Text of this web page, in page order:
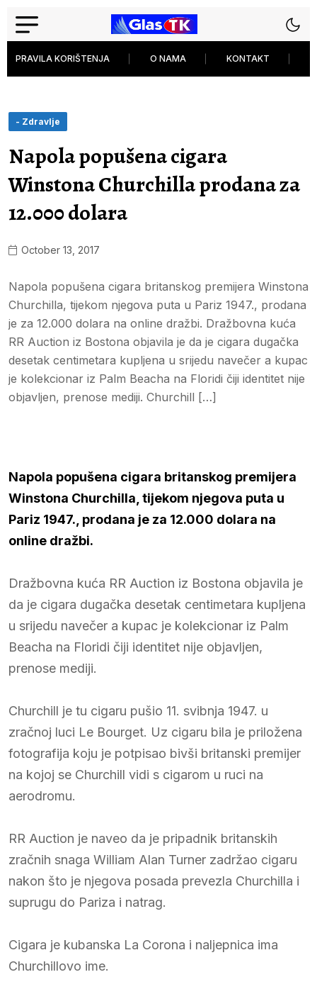
PRAVILA KORIŠTENJA O NAMA KONTAKT
- Zdravlje
Napola popušena cigara
Winstona Churchilla prodana za
12.000 dolara
October 13, 2017
Napola popušena cigara britanskog premijera Winstona
Churchilla, tijekom njegova puta u Pariz 1947., prodana
je za 12.000 dolara na online dražbi. Dražbovna kuća
RR Auction iz Bostona objavila je da je cigara dugačka
desetak centimetara kupljena u srijedu navečer a kupac
je kolekcionar iz Palm Beacha na Floridi čiji identitet nije
objavljen, prenose mediji. Churchill […]
Napola popušena cigara britanskog premijera
Winstona Churchilla, tijekom njegova puta u
Pariz 1947., prodana je za 12.000 dolara na
online dražbi.
Dražbovna kuća RR Auction iz Bostona objavila je
da je cigara dugačka desetak centimetara kupljena
u srijedu navečer a kupac je kolekcionar iz Palm
Beacha na Floridi čiji identitet nije objavljen,
prenose mediji.
Churchill je tu cigaru pušio 11. svibnja 1947. u
zračnoj luci Le Bourget. Uz cigaru bila je priložena
fotografija koju je potpisao bivši britanski premijer
na kojoj se Churchill vidi s cigarom u ruci na
aerodromu.
RR Auction je naveo da je pripadnik britanskih
zračnih snaga William Alan Turner zadržao cigaru
nakon što je njegova posada prevezla Churchilla i
suprugu do Pariza i natrag.
Cigara je kubanska La Corona i naljepnica ima
Churchillovo ime.